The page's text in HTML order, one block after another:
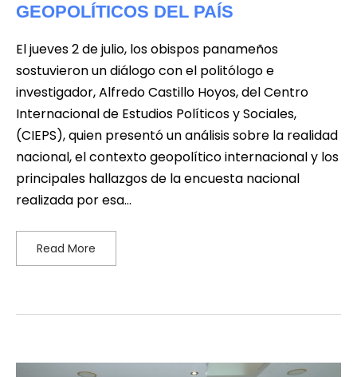
GEOPOLÍTICOS DEL PAÍS
El jueves 2 de julio, los obispos panameños
sostuvieron un diálogo con el politólogo e
investigador, Alfredo Castillo Hoyos, del Centro
Internacional de Estudios Políticos y Sociales,
(CIEPS), quien presentó un análisis sobre la realidad
nacional, el contexto geopolítico internacional y los
principales hallazgos de la encuesta nacional
realizada por esa…
Read More